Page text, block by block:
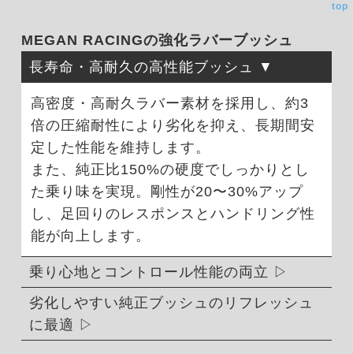
MEGAN RACINGの強化ラバーブッシュ
長寿命・高耐久の高性能ブッシュ
高密度・高耐久ラバー素材を採用し、約3
倍の圧縮耐性により劣化を抑え、長期間安
定した性能を維持します。
また、純正比150%の硬度でしっかりとし
た乗り味を実現。剛性が20〜30%アップ
し、足回りのレスポンスとハンドリング性
能が向上します。
乗り心地とコントロール性能の両立
劣化しやすい純正ブッシュのリフレッシュ
に最適
top